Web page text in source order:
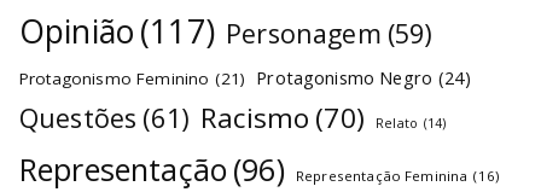
Opinião(117) Personagem (59)
Protagonismo Feminino (21) Protagonismo Negro (24)
Questões (61) Racismo (70) Relato (14)
Representação (96) Representação Feminina (16)